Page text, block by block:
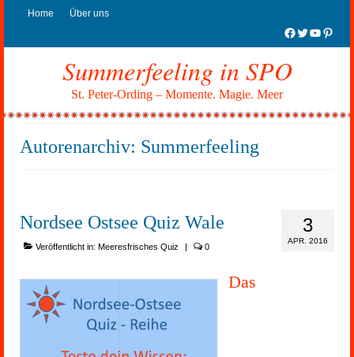
Home Über uns
Facebook
Twitter
Summerfeeling in SPO
St. Peter-Ording – Momente. Magie. Meer
Autorenarchiv: Summerfeeling
3
APR. 2016
Nordsee Ostsee Quiz Wale
Veröffentlicht in: Meeresfrisches Quiz | 0
Das